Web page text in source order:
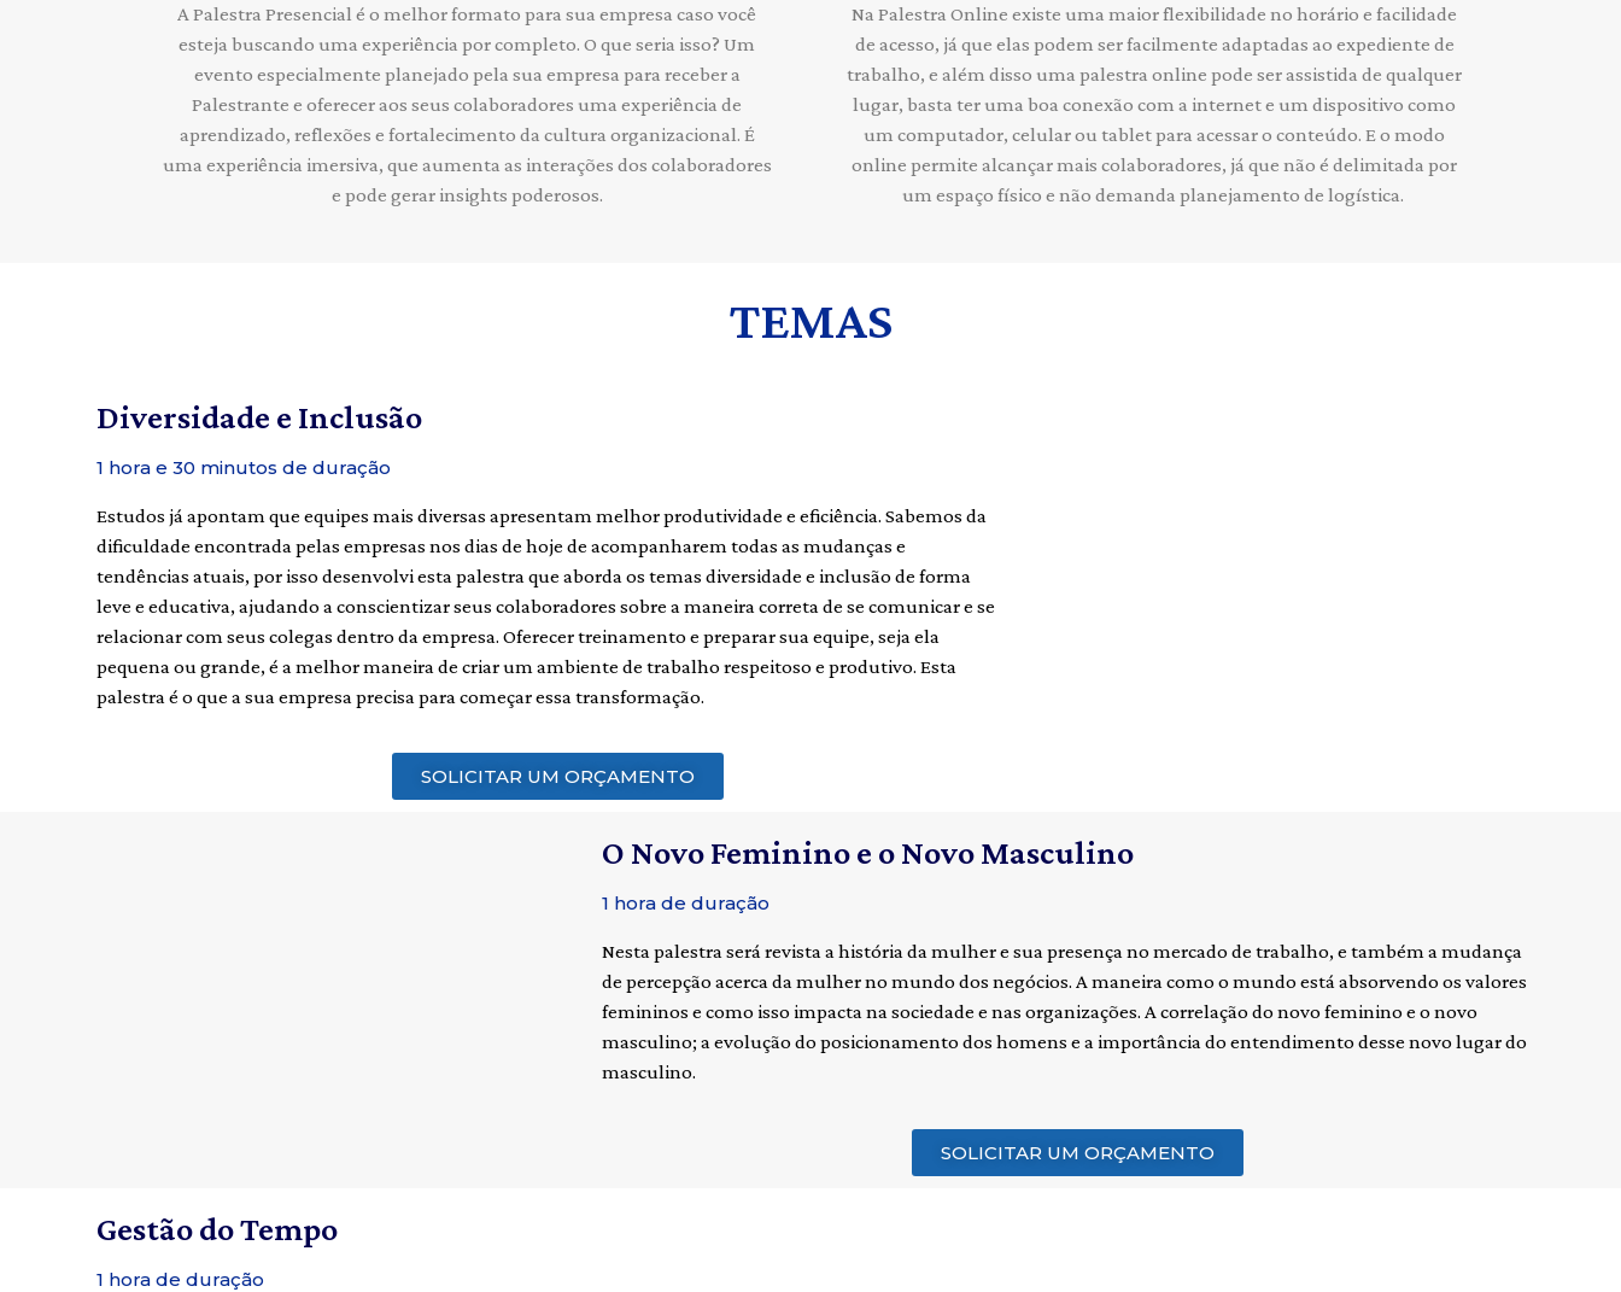
A Palestra Presencial é o melhor formato para sua empresa caso você
esteja buscando uma experiência por completo. O que seria isso? Um
evento especialmente planejado pela sua empresa para receber a
Palestrante e oferecer aos seus colaboradores uma experiência de
aprendizado, reflexões e fortalecimento da cultura organizacional. É
uma experiência imersiva, que aumenta as interações dos colaboradores
e pode gerar insights poderosos.
Na Palestra Online existe uma maior flexibilidade no horário e facilidade
de acesso, já que elas podem ser facilmente adaptadas ao expediente de
trabalho, e além disso uma palestra online pode ser assistida de qualquer
lugar, basta ter uma boa conexão com a internet e um dispositivo como
um computador, celular ou tablet para acessar o conteúdo. E o modo
online permite alcançar mais colaboradores, já que não é delimitada por
um espaço físico e não demanda planejamento de logística.
TEMAS
Diversidade e Inclusão
1 hora e 30 minutos de duração
Estudos já apontam que equipes mais diversas apresentam melhor produtividade e eficiência. Sabemos da
dificuldade encontrada pelas empresas nos dias de hoje de acompanharem todas as mudanças e
tendências atuais, por isso desenvolvi esta palestra que aborda os temas diversidade e inclusão de forma
leve e educativa, ajudando a conscientizar seus colaboradores sobre a maneira correta de se comunicar e se
relacionar com seus colegas dentro da empresa. Oferecer treinamento e preparar sua equipe, seja ela
pequena ou grande, é a melhor maneira de criar um ambiente de trabalho respeitoso e produtivo. Esta
palestra é o que a sua empresa precisa para começar essa transformação.
SOLICITAR UM ORÇAMENTO
O Novo Feminino e o Novo Masculino
1 hora de duração
Nesta palestra será revista a história da mulher e sua presença no mercado de trabalho, e também a mudança
de percepção acerca da mulher no mundo dos negócios. A maneira como o mundo está absorvendo os valores
femininos e como isso impacta na sociedade e nas organizações. A correlação do novo feminino e o novo
masculino; a evolução do posicionamento dos homens e a importância do entendimento desse novo lugar do
masculino.
SOLICITAR UM ORÇAMENTO
Gestão do Tempo
1 hora de duração